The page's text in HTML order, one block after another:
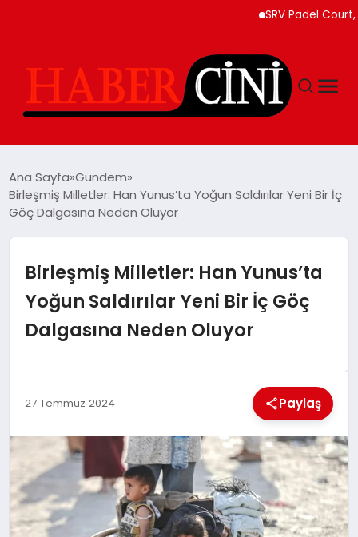
SRV Padel Court,
YAŞAM
GÜNCEL
TEKNOLOJI
GENEL
EKONOMI
YEREL HABERLER
Ana Sayfa Gündem
Birleşmiş Milletler: Han Yunus’ta Yoğun Saldırılar Yeni Bir İç
Göç Dalgasına Neden Oluyor
Birleşmiş Milletler: Han Yunus’ta
Yoğun Saldırılar Yeni Bir İç Göç
Dalgasına Neden Oluyor
27 Temmuz 2024 Paylaş